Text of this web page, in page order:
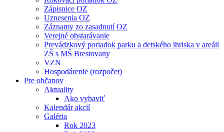
Zápisnice OZ
Uznesenia OZ
Záznamy zo zasadnutí OZ
Verejné obstarávanie
Prevádzkový poriadok parku a detského ihriska v areáli
ZŠ s MŠ Brestovany
VZN
Hospodárenie (rozpočet)
Pre občanov
Aktuality
Ako vybaviť
Kalendár akcií
Galéria
Rok 2023